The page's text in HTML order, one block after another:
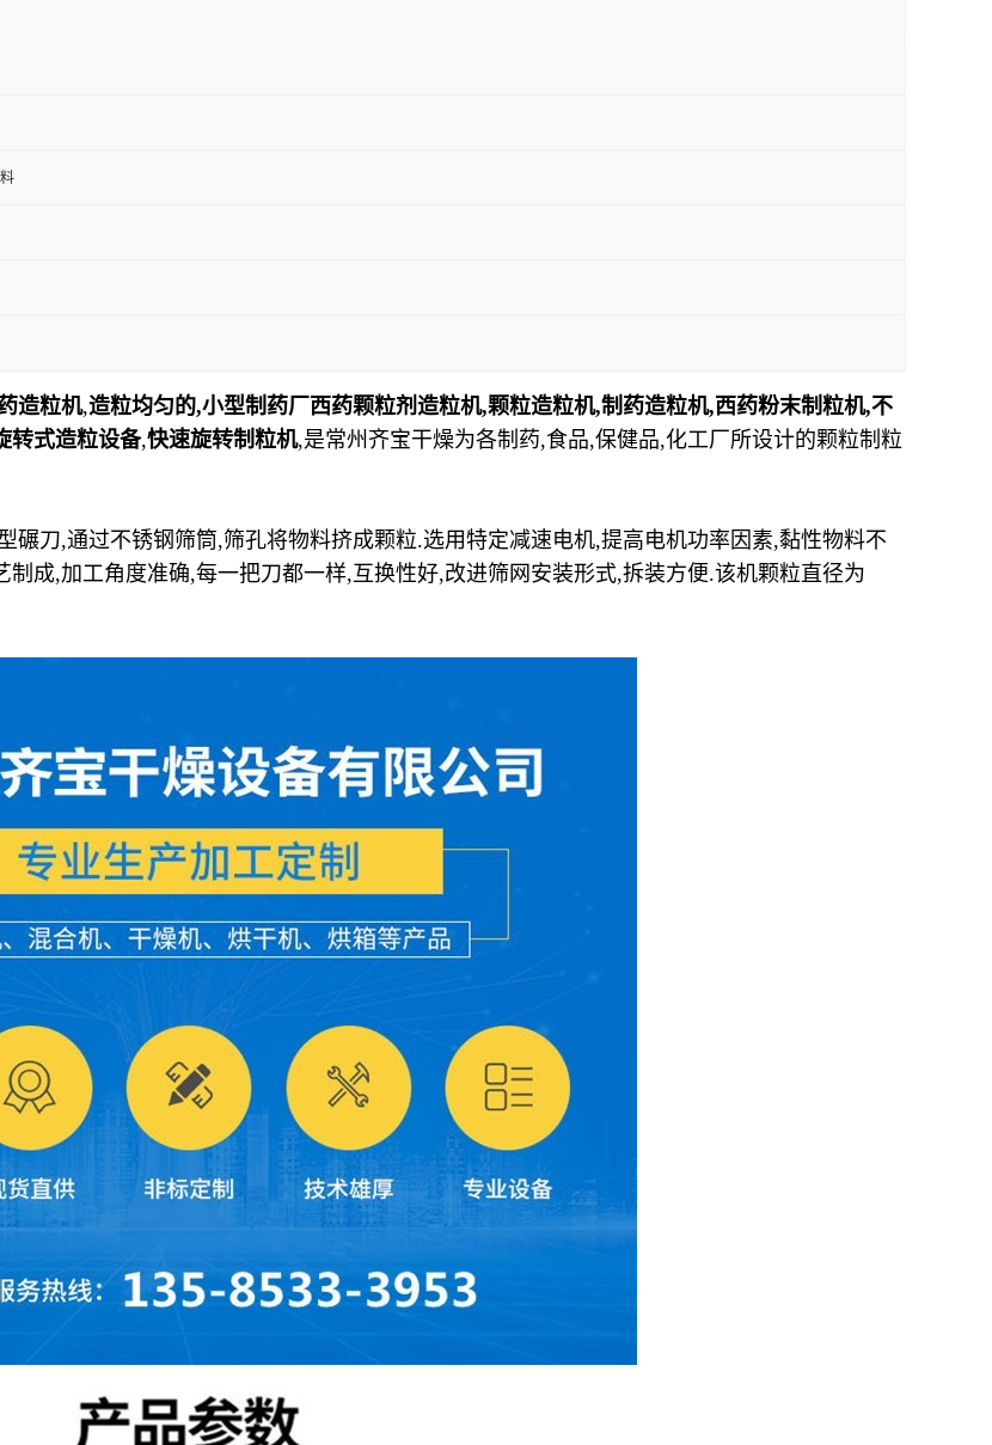
造粒机,造粒均匀的,小型制药厂西药颗粒剂造粒机,颗粒造粒机,制药造粒机,西药粉末制粒机,不
转式造粒设备,快速旋转制粒机,是常州齐宝干燥为各制药,食品,保健品,化工厂所设计的颗粒制粒
碾刀,通过不锈钢筛筒,筛孔将物料挤成颗粒.选用特定减速电机,提高电机功率因素,黏性物料不
成,加工角度准确,每一把刀都一样,互换性好,改进筛网安装形式,拆装方便.该机颗粒直径为